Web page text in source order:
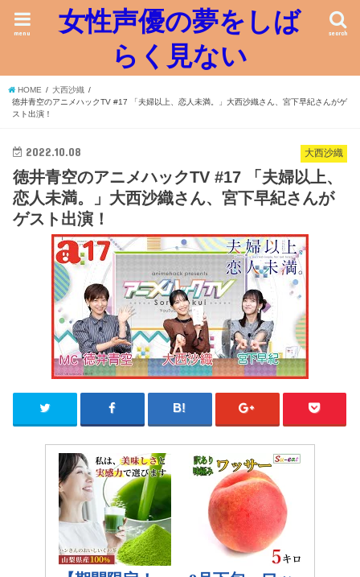
女性声優の夢をしば
らく見ない
search
menu
HOME
大西沙織
徳井青空のアニメハックTV #17 「夫婦以上、恋人未満。」大西沙織さん、宮下早紀さんがゲ
スト出演！
大西沙織
2022.10.08
徳井青空のアニメハックTV #17 「夫婦以上、
恋人未満。」大西沙織さん、宮下早紀さんが
ゲスト出演！